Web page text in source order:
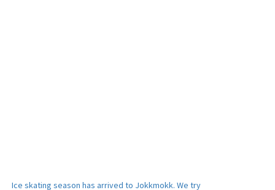
Ice skating season has arrived to Jokkmokk. We try